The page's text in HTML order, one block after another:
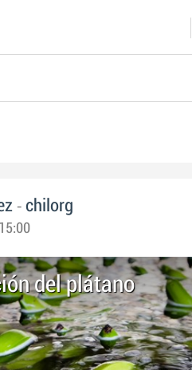
- chilorg
del plátano